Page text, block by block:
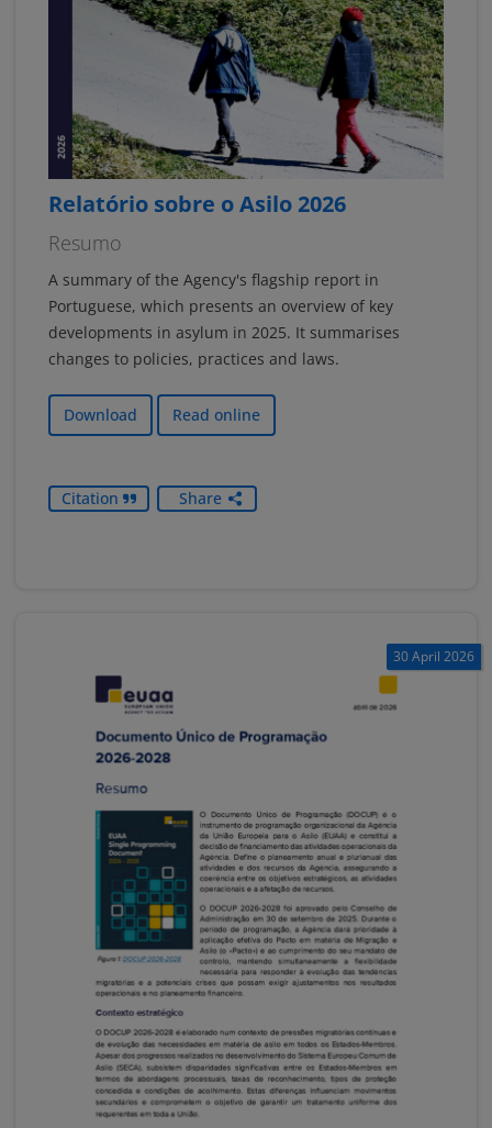
Relatório sobre o Asilo 2026
Resumo
A summary of the Agency's flagship report in
Portuguese, which presents an overview of key
developments in asylum in 2025. It summarises
changes to policies, practices and laws.
Download Read online
Citation Share
30 April 2026